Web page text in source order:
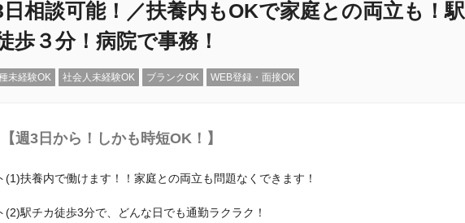
日相談可能！／扶養内もOKで家庭との両立も！駅
歩３分！病院で事務！
未経験OK 社会人未経験OK ブランクOK WEB登録・面接OK
【週3日から！しかも時短OK！】
(1)扶養内で働けます！！家庭との両立も問題なくできます！
(2)駅チカ徒歩3分で、どんな日でも通勤ラクラク！